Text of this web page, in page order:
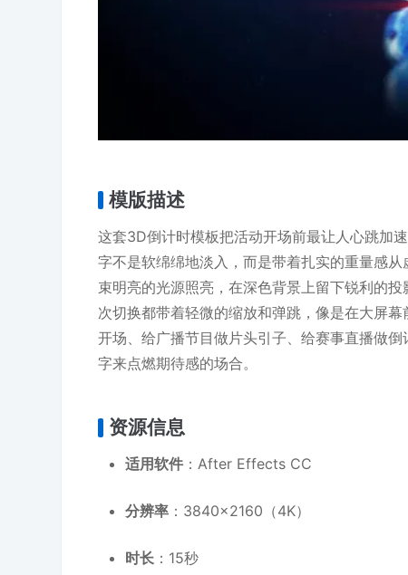
模版描述
这套3D倒计时模板把活动开场前最让人心跳加
字不是软绵绵地淡入，而是带着扎实的重量感
束明亮的光源照亮，在深色背景上留下锐利的
次切换都带着轻微的缩放和弹跳，像是在大屏
开场、给广播节目做片头引子、给赛事直播做
字来点燃期待感的场合。
资源信息
适用软件 ：After Effects CC
分辨率 ：3840×2160（4K）
时长 ：15秒